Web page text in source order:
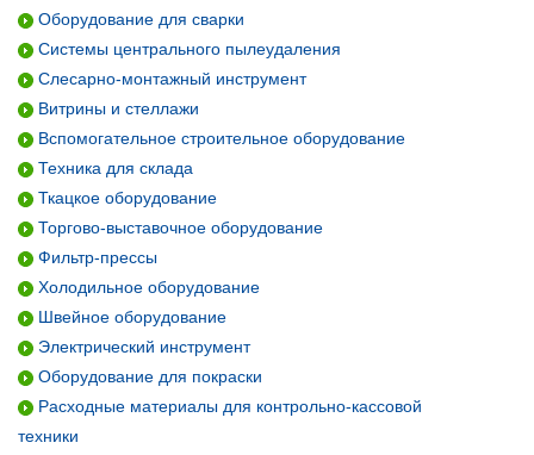
Оборудование для сварки
Системы центрального пылеудаления
Слесарно-монтажный инструмент
Витрины и стеллажи
Вспомогательное строительное оборудование
Техника для склада
Ткацкое оборудование
Торгово-выставочное оборудование
Фильтр-прессы
Холодильное оборудование
Швейное оборудование
Электрический инструмент
Оборудование для покраски
Расходные материалы для контрольно-кассовой
техники